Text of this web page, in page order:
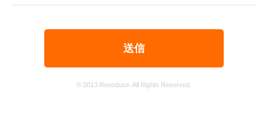
© 2013 Renoduce. All Rights Reserved.